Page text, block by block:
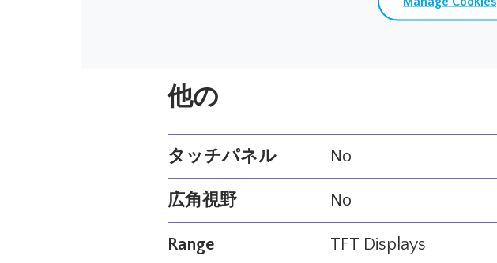
85/85/85/85
他の
タッチパネル No
広角視野 No
Range TFT Displays